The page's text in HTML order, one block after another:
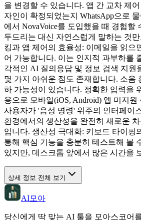
을 변경할 수 있습니다. 앱 간 교차 제
자인이 확정되었는지 WhatsApp으로
에서 NovaVoice를 도입했을 때 경험
두드리는 대신 자연스럽게 말하는 것
킹과 앱 제어의 효율성: 이메일을 읽으
어 가능합니다. 이는 인지적 과부하를
각적인 AI 질의응답 및 정보 검색 지원
몇 가지 아쉬운 점도 존재합니다. 소음
하 가능성이 있습니다. 정확한 입력을
용으로 모바일(iOS, Android) 앱 미지
사용자가 '음성 명령' 위주의 인터페이
환경에서의 생산성을 완전히 새로운
입니다. 생산성 극대화: 키보드 타이핑
통해 핵심 기능을 충분히 테스트해 볼
있지만, 데스크톱 앞에서 많은 시간을
상세 정보 전체 보기
AI모아
당신에게 딱 맞는 AI 툴을 모아스코어